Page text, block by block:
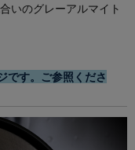
いのグレーアルマイト
です。ご参照くださ